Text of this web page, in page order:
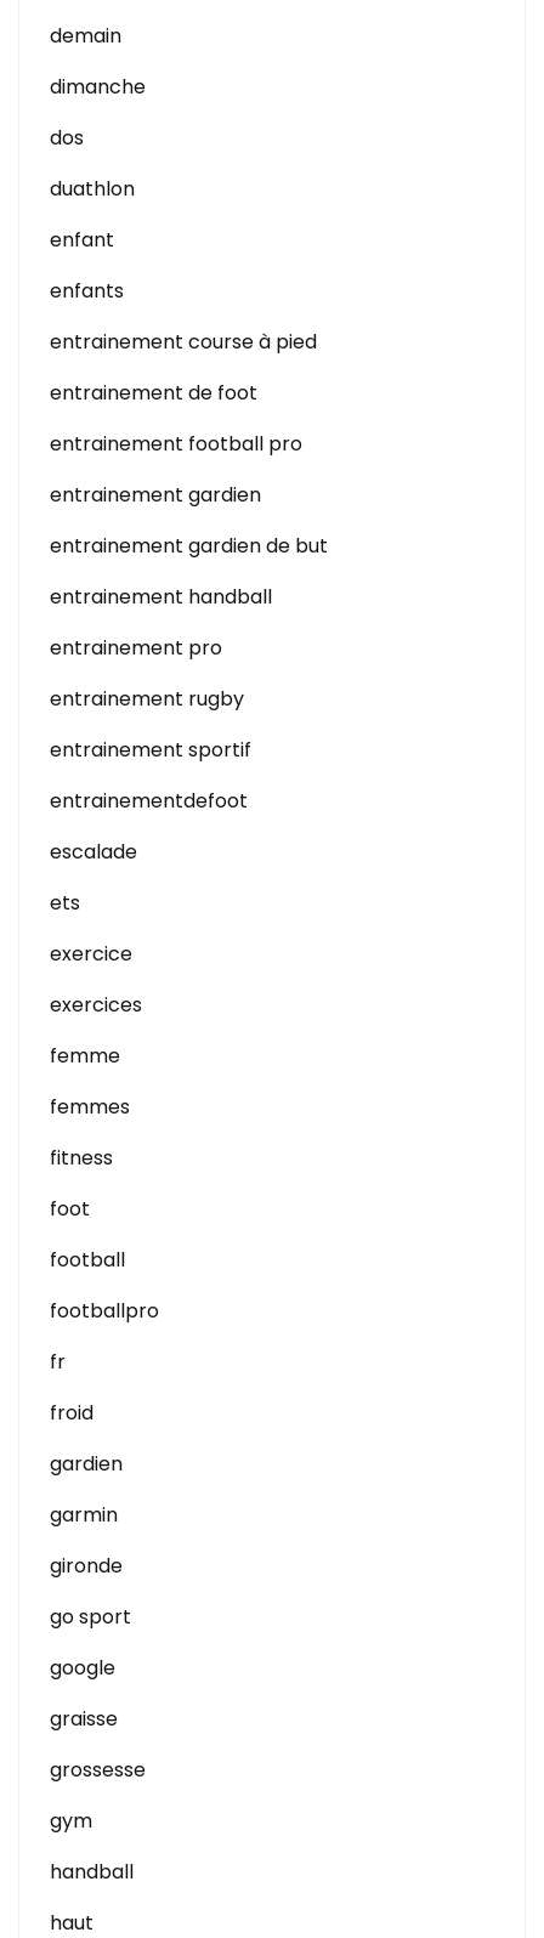
demain
dimanche
dos
duathlon
enfant
enfants
entrainement course à pied
entrainement de foot
entrainement football pro
entrainement gardien
entrainement gardien de but
entrainement handball
entrainement pro
entrainement rugby
entrainement sportif
entrainementdefoot
escalade
ets
exercice
exercices
femme
femmes
fitness
foot
football
footballpro
fr
froid
gardien
garmin
gironde
go sport
google
graisse
grossesse
gym
handball
haut